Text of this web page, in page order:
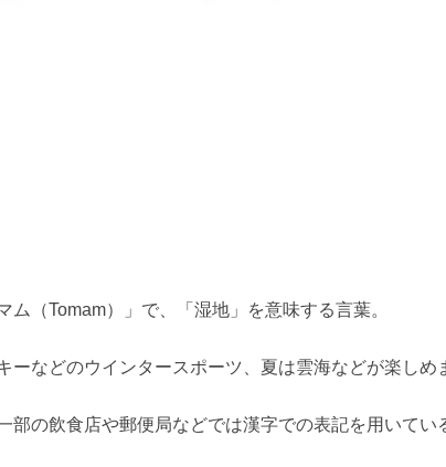
（Tomam）」で、「湿地」を意味する言葉。
ーなどのウインタースポーツ、夏は雲海などが楽しめ
部の飲食店や郵便局などでは漢字での表記を用いてい